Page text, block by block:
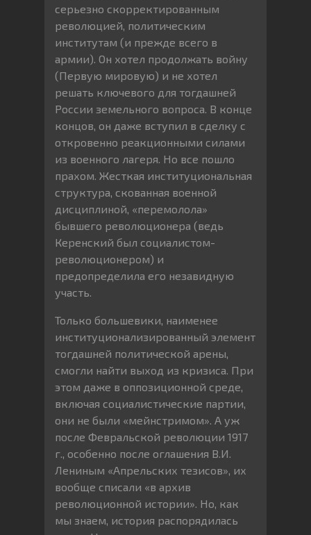
серьезно скорректированным
революцией, политическим
институтам (и прежде всего в
армии). Он хотел продолжать войну
(Первую мировую) и не хотел
решать ключевого для тогдашней
России земельного вопроса. В конце
концов, он даже вступил в сделку с
откровенно реакционными силами
из военного лагеря. Но все пошло
прахом. Жесткая институциональная
структура, скованная военной
дисциплиной, «перемолола»
бывшего революционера (ведь
Керенский был социалистом-
революционером) и
предопределила его незавидную
участь.
Только большевики, наименее
институционализированный элемент
тогдашней политической арены,
смогли найти выход из кризиса. При
этом даже в оппозиционной среде,
включая социалистические партии,
они не были «мейнстримом». А уж
после Февральской революции 1917
г., особенно после оглашения В.И.
Лениным «Апрельских тезисов», их
вообще списали «в архив
революционной истории». Но, как
мы знаем, история распорядилась